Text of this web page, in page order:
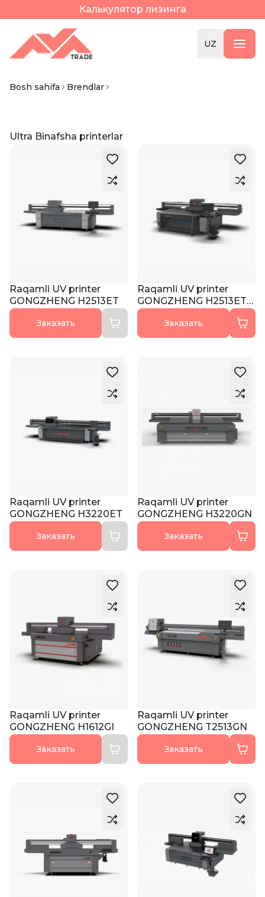
Калькулятор лизинга
UZ
Bosh sahifa Brendlar
Ultra Binafsha printerlar
Raqamli UV printer
GONGZHENG H2513ET
Заказать
Raqamli UV printer
GONGZHENG H2513ET
PRO
Заказать
Raqamli UV printer
GONGZHENG H3220ET
Заказать
Raqamli UV printer
GONGZHENG H3220GN
Заказать
Raqamli UV printer
GONGZHENG H1612GI
Заказать
Raqamli UV printer
GONGZHENG T2513GN
Заказать